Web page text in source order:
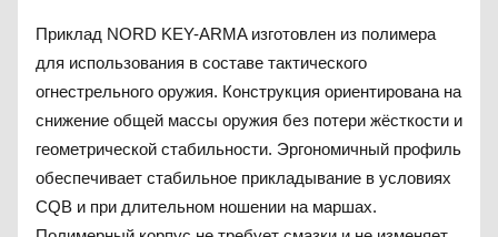
Приклад NORD KEY-ARMA изготовлен из полимера
для использования в составе тактического
огнестрельного оружия. Конструкция ориентирована на
снижение общей массы оружия без потери жёсткости и
геометрической стабильности. Эргономичный профиль
обеспечивает стабильное прикладывание в условиях
CQB и при длительном ношении на маршах.